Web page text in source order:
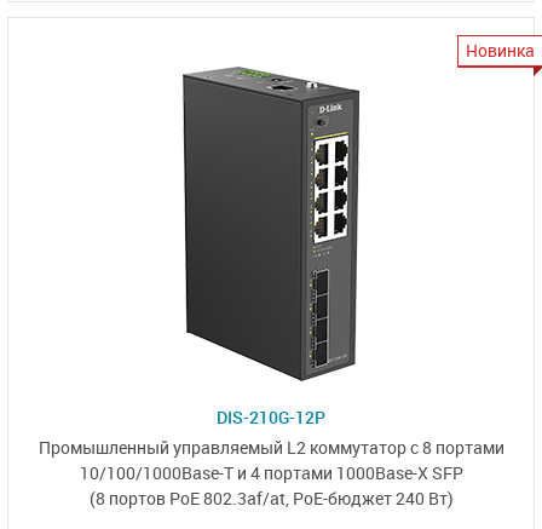
Новинка
DIS-210G-12P
Промышленный управляемый L2 коммутаторс 8 портами
10/100/1000Base-Tи 4 портами 1000Base-X SFP
(8 портов PoE 802.3af/at, PoE-бюджет 240 Вт)